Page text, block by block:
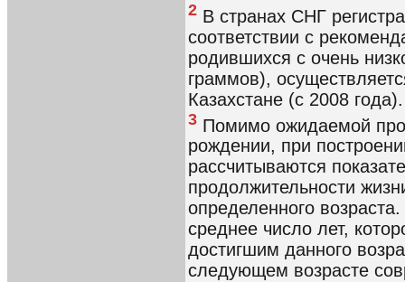
2 В странах СНГ
соответствии с
родившихся с очень
граммов),
Казахстане (с 2008 года).
3 Помимо ожидаемой
рождении, при
рассчитываются
продолжительности
определенного
среднее число лет,
достигшим данного
следующем возрасте